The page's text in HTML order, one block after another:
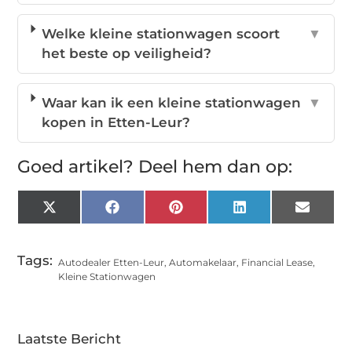
Welke kleine stationwagen scoort
het beste op veiligheid?
▼
Waar kan ik een kleine stationwagen
kopen in Etten-Leur?
▼
Goed artikel? Deel hem dan op:
X
(Twitter)
FacebookPinterestLinkedInEmail
Tags: Autodealer Etten-Leur,Automakelaar, Financial Lease,
Kleine Stationwagen
Laatste Bericht